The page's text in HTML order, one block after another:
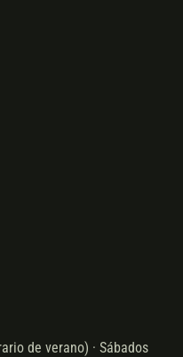
de verano) · Sábados